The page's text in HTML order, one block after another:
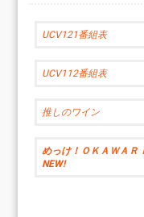
UCV121番組表
UCV112番組表
推しのワイン
めっけ！ＯＫＡＷＡＲ
NEW!